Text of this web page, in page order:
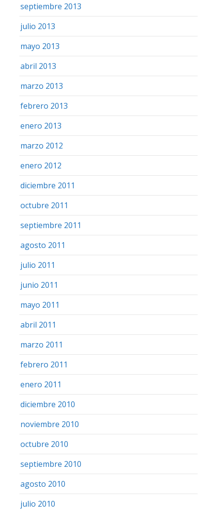
septiembre 2013
julio 2013
mayo 2013
abril 2013
marzo 2013
febrero 2013
enero 2013
marzo 2012
enero 2012
diciembre 2011
octubre 2011
septiembre 2011
agosto 2011
julio 2011
junio 2011
mayo 2011
abril 2011
marzo 2011
febrero 2011
enero 2011
diciembre 2010
noviembre 2010
octubre 2010
septiembre 2010
agosto 2010
julio 2010